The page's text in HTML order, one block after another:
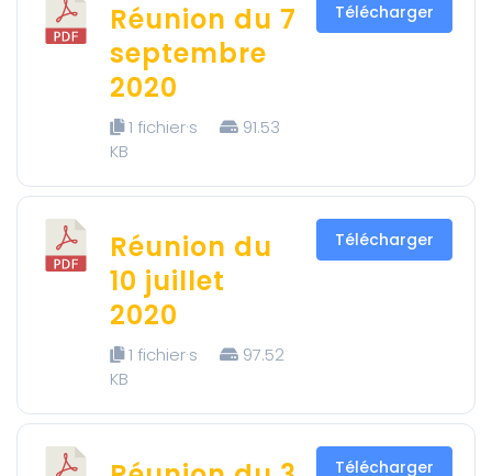
Réunion du 7
septembre
2020
1 fichier·s
91.53
KB
Télécharger
Réunion du
10 juillet
2020
1 fichier·s
97.52
KB
Télécharger
Télécharger